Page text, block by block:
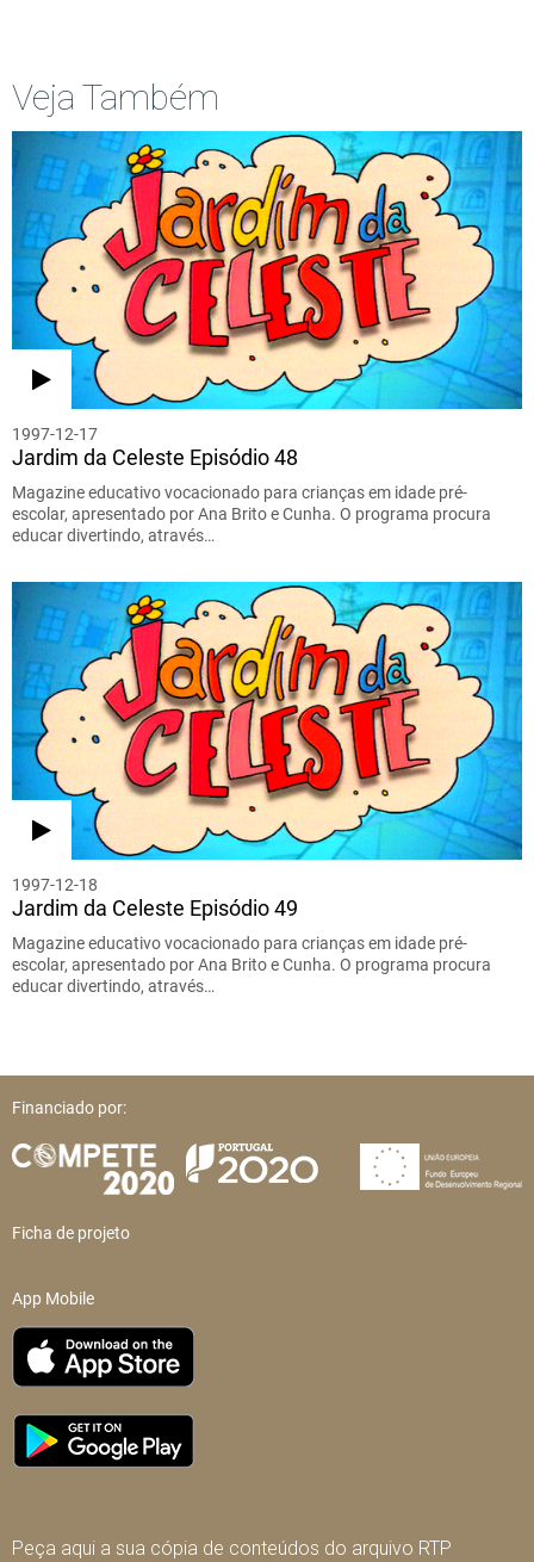
Veja Também
1997-12-17
Jardim da Celeste Episódio 48
Magazine educativo vocacionado para crianças em idade pré-
escolar, apresentado por Ana Brito e Cunha. O programa procura
educar divertindo, através…
1997-12-18
Jardim da Celeste Episódio 49
Magazine educativo vocacionado para crianças em idade pré-
escolar, apresentado por Ana Brito e Cunha. O programa procura
educar divertindo, através…
Financiado por:
Ficha de projeto
App Mobile
Peça aqui a sua cópia de conteúdos do arquivo RTP